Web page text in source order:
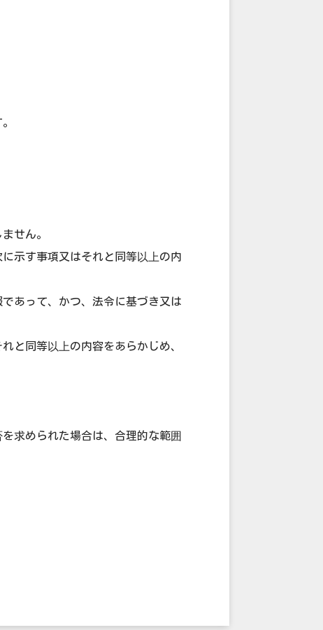
せん。
示す事項又はそれと同等以上の内
あって、かつ、法令に基づき又は
と同等以上の内容をあらかじめ、
求められた場合は、合理的な範囲